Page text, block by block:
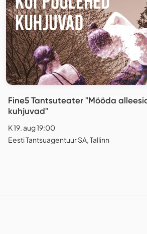
Fine5 Tantsuteater "Mööda
kuhjuvad"
K 19. aug 19:00
Eesti Tantsuagentuur SA, Tallinn